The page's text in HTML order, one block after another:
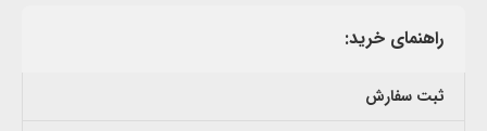
راهنمای خرید:
ثبت سفارش